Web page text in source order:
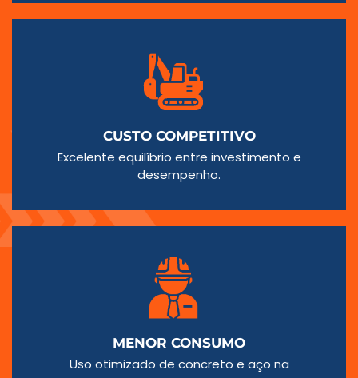
CUSTO COMPETITIVO
Excelente equilíbrio entre investimento e
desempenho.
MENOR CONSUMO
Uso otimizado de concreto e aço na